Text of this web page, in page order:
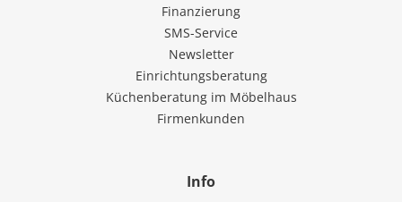
Finanzierung
SMS-Service
Newsletter
Einrichtungsberatung
Küchenberatung im Möbelhaus
Firmenkunden
Info